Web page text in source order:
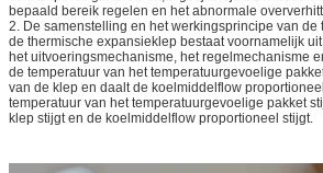
bepaald bereik regelen en het abnormale
2. De samenstelling en het werkingsprincipe van
de thermische expansieklep bestaat voornamelijk
het uitvoeringsmechanisme, het regelmechanisme
de temperatuur van het temperatuurgevoelige
van de klep en daalt de koelmiddelflow
temperatuur van het temperatuurgevoelige pakket
klep stijgt en de koelmiddelflow proportioneel stijgt.